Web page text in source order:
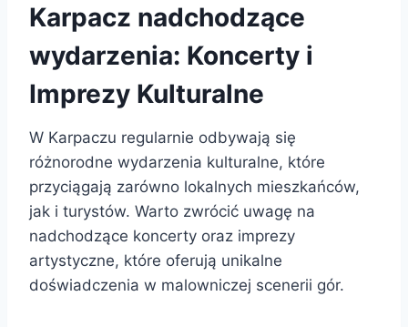
Karpacz nadchodzące
wydarzenia: Koncerty i
Imprezy Kulturalne
W Karpaczu regularnie odbywają się
różnorodne wydarzenia kulturalne, które
przyciągają zarówno lokalnych mieszkańców,
jak i turystów. Warto zwrócić uwagę na
nadchodzące koncerty oraz imprezy
artystyczne, które oferują unikalne
doświadczenia w malowniczej scenerii gór.